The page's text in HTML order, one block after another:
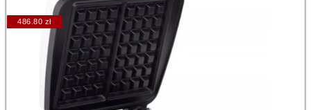
486.80 zł